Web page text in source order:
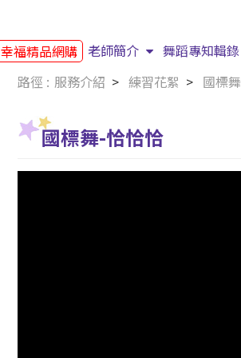
幸福精品網購 老師簡介 舞蹈專知輯錄
服務介紹 練習花絮 國標舞
國標舞-恰恰恰